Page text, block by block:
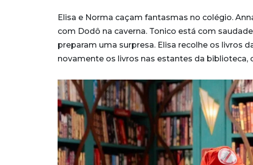
Elisa e Norma caçam fantasmas no colégio.
com Dodô na caverna. Tonico está com
preparam uma surpresa. Elisa recolhe os livros
novamente os livros nas estantes da biblioteca,